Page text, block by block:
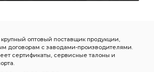
оптовый поставщик продукции,
договорам с заводами-производителями.
сертификаты, сервисные талоны и